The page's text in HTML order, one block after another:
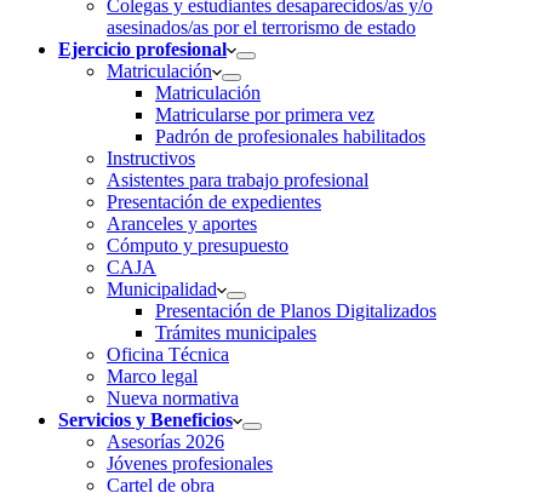
Colegas y estudiantes desaparecidos/as y/o
asesinados/as por el terrorismo de estado
Ejercicio profesional
Matriculación
Matriculación
Matricularse por primera vez
Padrón de profesionales habilitados
Instructivos
Asistentes para trabajo profesional
Presentación de expedientes
Aranceles y aportes
Cómputo y presupuesto
CAJA
Municipalidad
Presentación de Planos Digitalizados
Trámites municipales
Oficina Técnica
Marco legal
Nueva normativa
Servicios y Beneficios
Asesorías 2026
Jóvenes profesionales
Cartel de obra